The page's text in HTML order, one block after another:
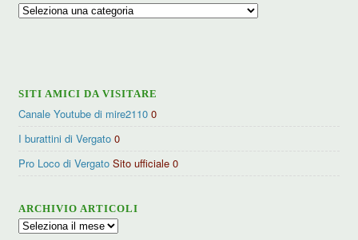
Ricerca
SITI AMICI DA VISITARE
Canale Youtube di mire2110 0
I burattini di Vergato 0
Pro Loco di Vergato Sito ufficiale 0
ARCHIVIO ARTICOLI
Archivio